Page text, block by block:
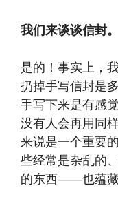
我们来谈谈信封。
是的！事实上，
扔掉手写信封是
手写下来是有感
没有人会再用同
来说是一个重要
些经常是杂乱的
的东西——也蕴藏